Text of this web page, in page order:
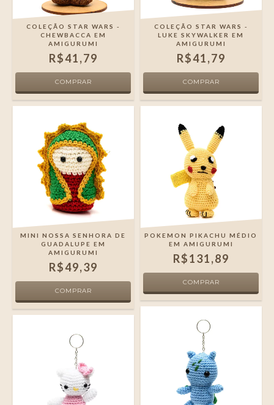
COLEÇÃO STAR WARS -
CHEWBACCA EM
AMIGURUMI
R$41,79
COLEÇÃO STAR WARS -
LUKE SKYWALKER EM
AMIGURUMI
R$41,79
MINI NOSSA SENHORA DE
GUADALUPE EM
AMIGURUMI
R$49,39
POKEMON PIKACHU MÉDIO
EM AMIGURUMI
R$131,89